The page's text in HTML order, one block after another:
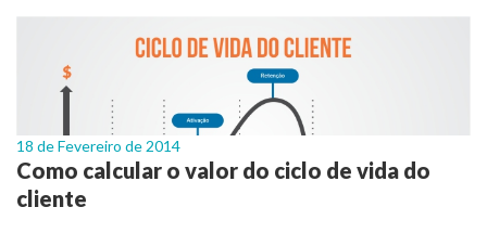
18 de Fevereiro de 2014
Como calcular o valor do ciclo de vida do
cliente